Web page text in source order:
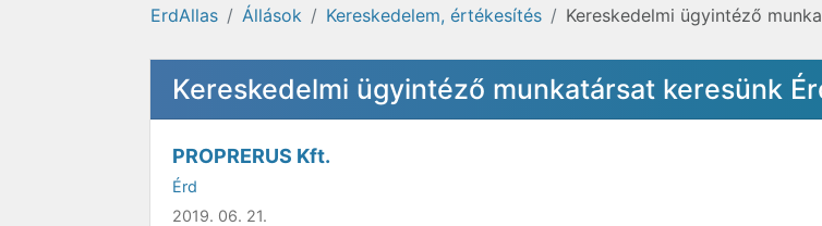
ErdAllas Állások Kereskedelem, értékesítés Kereskedelmi ügyintéző
Kereskedelmi ügyintéző munkatársat keresünk
PROPRERUS Kft.
Érd
2019. 06. 21.